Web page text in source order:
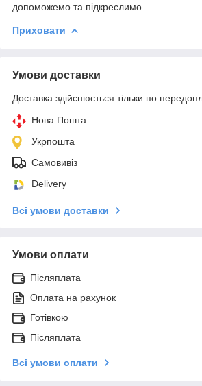
допоможемо та підкреслимо.
Приховати
Умови доставки
Доставка здійснюється тільки по
Нова Пошта
Укрпошта
Самовивіз
Delivery
Всі умови доставки
Умови оплати
Післяплата
Оплата на рахунок
Готівкою
Післяплата
Всі умови оплати